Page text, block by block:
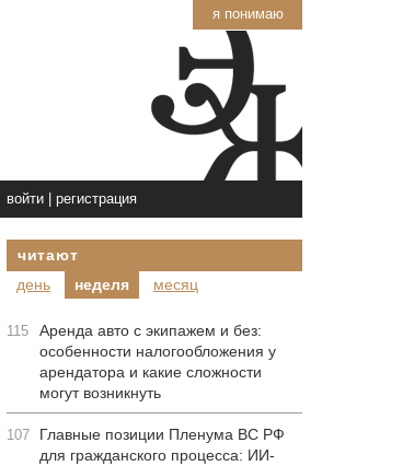
я понимаю
войти| регистрация
читают
день
неделя месяц
115
Аренда авто с экипажем и без:
особенности налогообложения у
арендатора и какие сложности
могут возникнуть
107
Главные позиции Пленума ВС РФ
для гражданского процесса: ИИ-